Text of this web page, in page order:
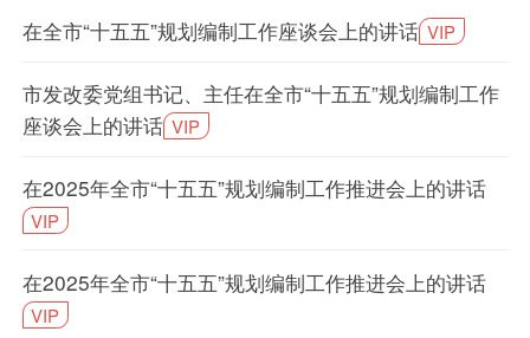
在全市“十五五”规划编制工作座谈会上的讲话 VIP
市发改委党组书记、主任在全市“十五五”规划编制工作
座谈会上的讲话 VIP
在2025年全市“十五五”规划编制工作推进会上的讲话
VIP
在2025年全市“十五五”规划编制工作推进会上的讲话
VIP